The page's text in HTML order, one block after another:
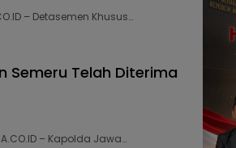
– Detasemen Khusus…
Semeru Telah Diterima
– Kapolda Jawa…